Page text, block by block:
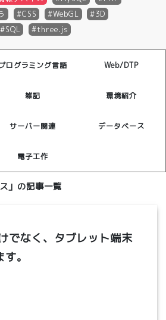
CSS WebGL
3D
SQL three.js
ログラミング言語 Web/DTP
雑記 環境紹介
サーバー関連 データベース
電子工作
」の記事一覧
でなく、タブレット端末
。